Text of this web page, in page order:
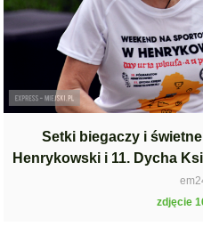
Setki biegaczy i
Henrykowski i 11. Dycha
zdjęcie